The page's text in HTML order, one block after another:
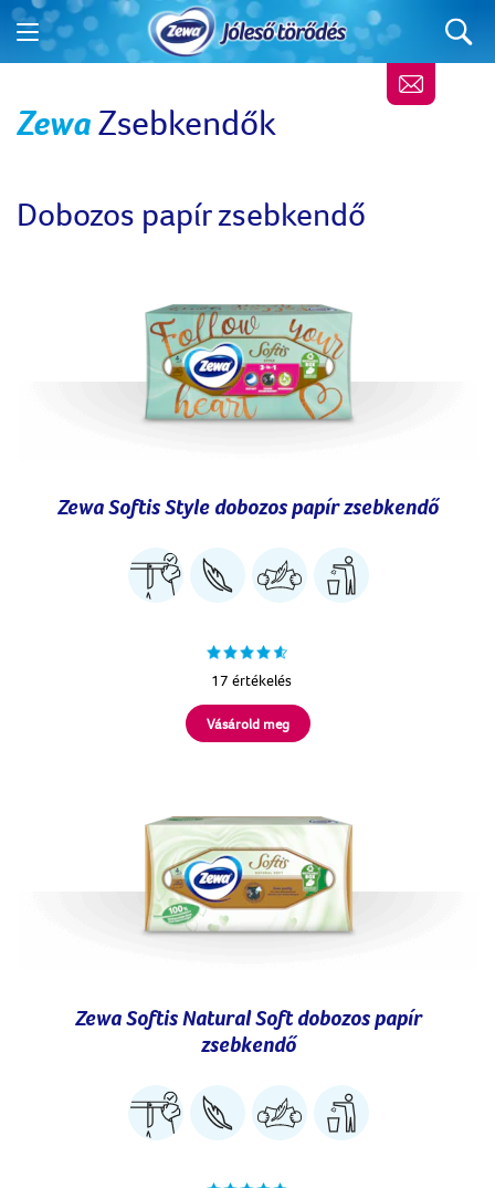
ZewaZsebkendők
Dobozos papír zsebkendő
Zewa Softis Style dobozos papír zsebkendő
17 értékelés
Vásárold meg
Zewa Softis Natural Soft dobozos papír
zsebkendő